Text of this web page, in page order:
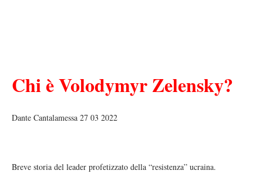
Chi è Volodymyr Zelensky?
Dante Cantalamessa 27 03 2022
Breve storia del leader profetizzato della “resistenza” ucraina.